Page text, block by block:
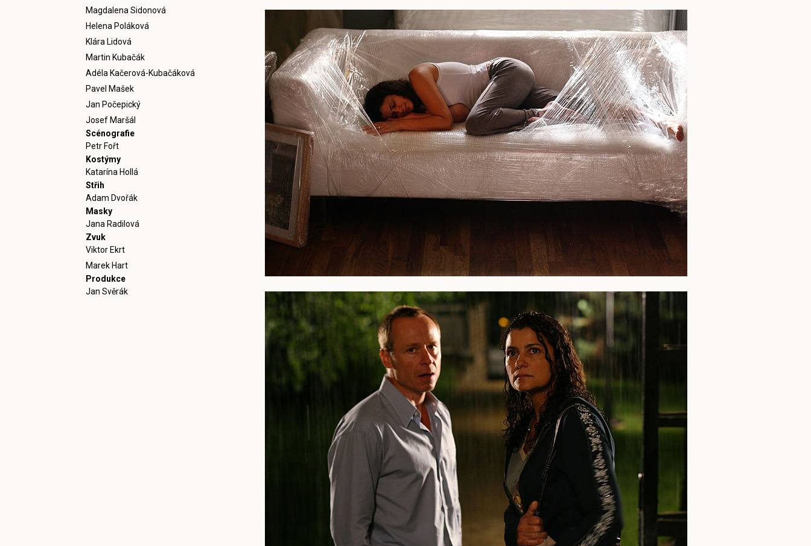
Magdalena Sidonová
Helena Poláková
Klára Lidová
Martin Kubačák
Adéla Kačerová-Kubačáková
Pavel Mašek
Jan Počepický
Josef Maršál
Scénografie
Petr Fořt
Kostýmy
Katarína Hollá
Střih
Adam Dvořák
Masky
Jana Radilová
Zvuk
Viktor Ekrt
Marek Hart
Produkce
Jan Svěrák